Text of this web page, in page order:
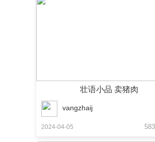
壮语小品 卖猪肉
vangzhaij
2024-04-05